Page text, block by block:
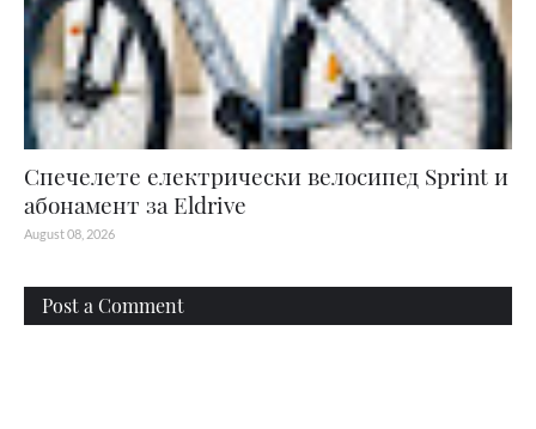
Спечелете електрически велосипед Sprint и
абонамент за Eldrive
August 08, 2026
Post a Comment